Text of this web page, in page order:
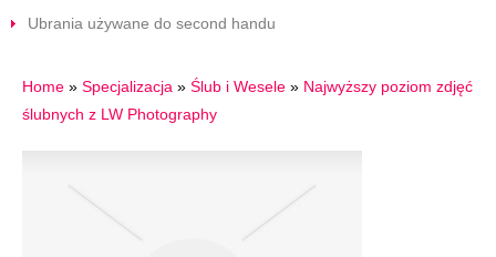
Ubrania używane do second handu
Home » Specjalizacja » Ślub i Wesele » Najwyższy poziom zdjęć
ślubnych z LW Photography